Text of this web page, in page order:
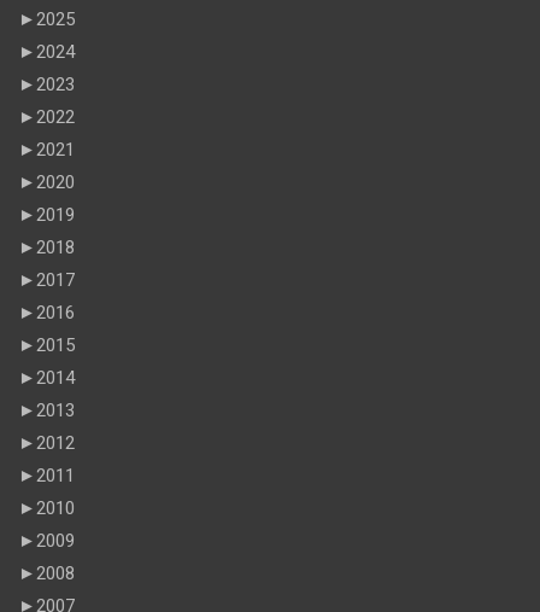
►2025
►2024
►2023
►2022
►2021
►2020
►2019
►2018
►2017
►2016
►2015
►2014
►2013
►2012
►2011
►2010
►2009
►2008
►2007